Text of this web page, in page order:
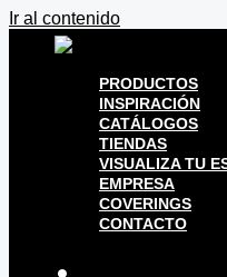
Ir al contenido
PRODUCTOS
INSPIRACIÓN
CATÁLOGOS
TIENDAS
VISUALIZA TU
EMPRESA
COVERINGS
CONTACTO